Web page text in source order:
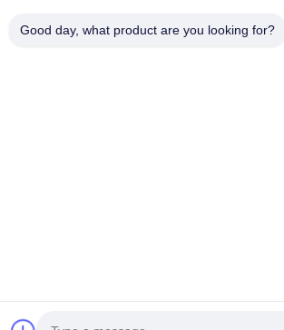
Adres
do wyciągania monet Sprzedawca. 2025-
Good day, what product are you looking for?